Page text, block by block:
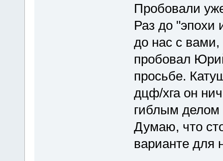
Пробовали
Раз до "эпохи
до нас с вами,
пробовал
просьбе.
дцф/хга он
гиблым делом
Думаю, что
варианте для